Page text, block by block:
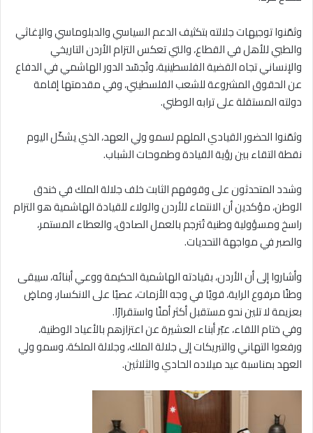
وثمّنوا توجيهات جلالته بتكثيف الدعم السياسي والدبلوماسي والإغاثي
والطبي للأهل في القطاع، والتي تعكس التزام الأردن التاريخي
والإنساني تجاه القضية الفلسطينية، وتُجسّد الدور الهاشمي في الدفاع
عن الحقوق المشروعة للشعب الفلسطيني، وفي مقدمتها إقامة
دولته المستقلة على ترابه الوطني.
وثمّنوا الحضور القيادي الملهم لسمو ولي العهد، الذي يشكّل اليوم
نقطة التقاء بين رؤية القيادة وطموحات الشباب.
وشدد المتحدثون على وقوفهم الثابت خلف جلالة الملك في خندق
الوطن، مؤكدين أن الانتماء للأردن والولاء للقيادة الهاشمية هو التزام
راسخ ومسؤولية وطنية تُترجم بالعمل الصادق، والعطاء المستمر،
والصبر في مواجهة التحديات.
وأشاروا إلى أن الأردن، بقيادته الهاشمية الحكيمة ووعي أبنائه، سيبقى
وطنًا مرفوع الراية، قويًا في وجه الأزمات، عصيًا على الانكسار، وماضٍ
بعزيمة لا تلين نحو مستقبل أكثر أمنًا واستقرارًا.
وفي ختام اللقاء، عبّر أبناء العشيرة عن اعتزازهم بالأعياد الوطنية،
ورفعوا التهاني والتبريكات إلى جلالة الملك، وجلالة الملكة، وسمو ولي
العهد بمناسبة عيد ميلاده الحادي والثلاثين.